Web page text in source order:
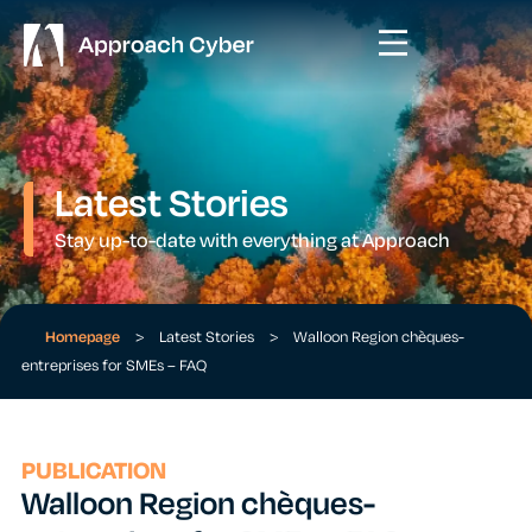
Latest Stories
Stay up-to-date with everything at Approach
Homepage > Latest Stories >
Walloon Region chèques-
entreprises for SMEs – FAQ
PUBLICATION
Walloon Region chèques-